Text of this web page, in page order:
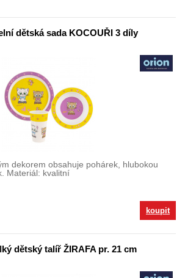
dětská sada KOCOUŘI 3 díly
dekorem obsahuje pohárek, hlubokou
Materiál: kvalitní
koupit
dětský talíř ŽIRAFA pr. 21 cm